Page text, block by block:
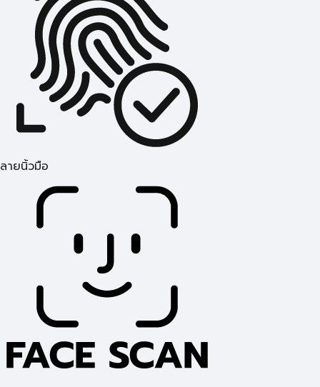
ลายนิ้วมือ